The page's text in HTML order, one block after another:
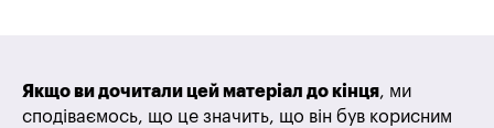
Якщо ви дочитали цей матеріал до кінця, ми
сподіваємось, що це значить, що він був корисним